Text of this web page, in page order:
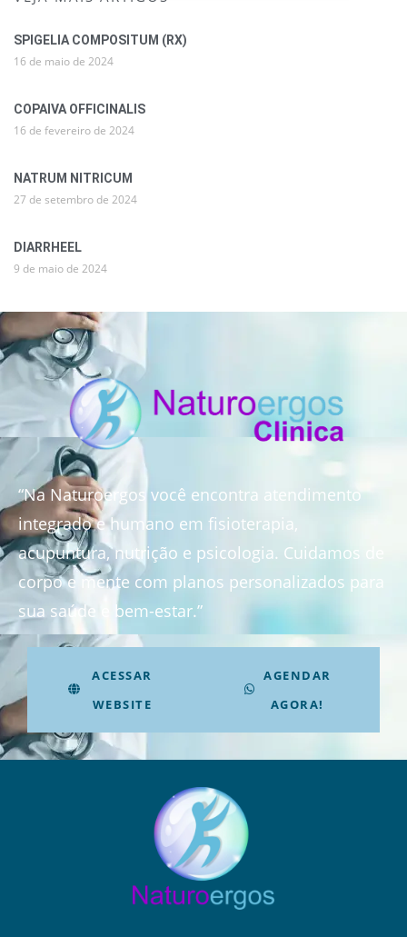
SPIGELIA COMPOSITUM (RX)
16 de maio de 2024
COPAIVA OFFICINALIS
16 de fevereiro de 2024
NATRUM NITRICUM
27 de setembro de 2024
DIARRHEEL
9 de maio de 2024
“Na Naturoergos você encontra atendimento
integrado e humano em fisioterapia,
acupuntura, nutrição e psicologia. Cuidamos de
corpo e mente com planos personalizados para
sua saúde e bem-estar.”
ACESSAR
WEBSITE
AGENDAR
AGORA!